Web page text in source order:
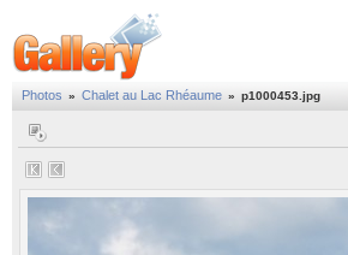
Photos » Chalet au Lac Rhéaume » p1000453.jpg